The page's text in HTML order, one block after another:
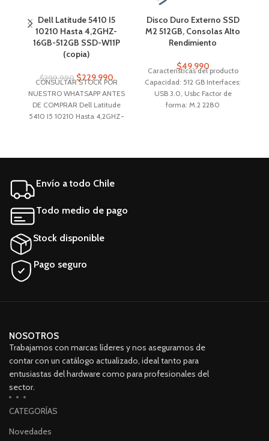
Dell Latitude 5410 I5
10210 Hasta 4,2GHZ-
16GB-512GB SSD-W11P
(copia)
$299.990 $229.990
CONSULTAR STOCK POR
NUESTRO WHATSAPP ANTES
DE COMPRAR Dell Latitude
5410 I5 10210 Hasta 4,2GHZ-
M.2 SATA
Disco Duro Externo SSD
M2 512GB, Consolas Alto
Rendimiento
$49.990
Características del producto
Capacidad: 512 GB Interfaces:
USB 3.0, Usbc Factor de
forma: M.2 2280
Envío a todo Chile
Todo medio de pago
Stock disponible
Pago seguro
NOSOTROS
Trabajamos con marcas líderes y nos aseguramos de
contar con un catálogo actualizado, ideal tanto para
entusiastas del hardware como para profesionales del
sector.
CATEGORÍAS
Novedades